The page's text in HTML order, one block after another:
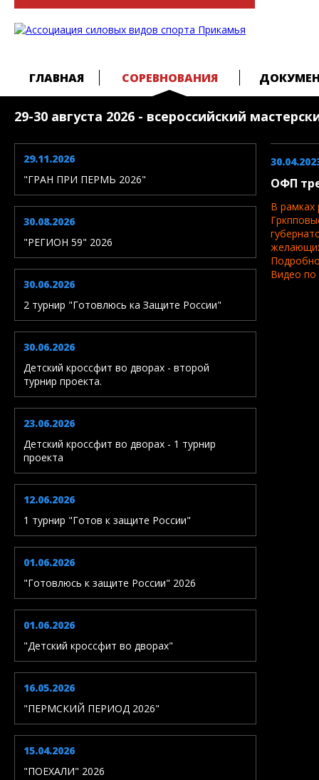
ГЛАВНАЯ СОРЕВНОВАНИЯ
29-30 августа 2026 - всероссийский
29.11.2026
"ГРАН ПРИ ПЕРМЬ 2026"
30.08.2026
"РЕГИОН 59" 2026
30.06.2026
2 турнир "Готовлюсь ка Защите России"
30.06.2026
Детский кроссфит во дворах - второй
турнир проекта.
23.06.2026
Детский кроссфит во дворах - 1 турнир
проекта
12.06.2026
1 турнир "Готов к защите России"
01.06.2026
"Готовлюсь к защите России" 2026
01.06.2026
"Детский кроссфит во дворах"
16.05.2026
"ПЕРМСКИЙ ПЕРИОД 2026"
15.04.2026
"ПОЕХАЛИ" 2026
ОФП
В рамках
Видео по